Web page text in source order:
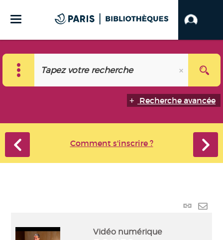
Recherche avancée
Comment s'inscrire ?
Lien
Vidéo numérique